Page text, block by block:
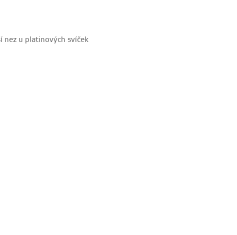
nez u platinových svíček